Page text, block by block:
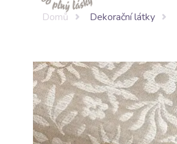
Domů Dekorační látky